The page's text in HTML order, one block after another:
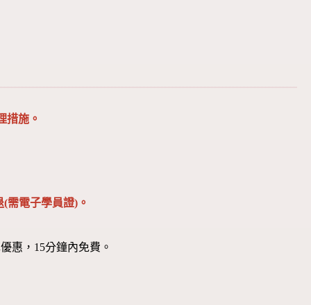
措施。
需電子學員證)。
惠，15分鐘內免費。